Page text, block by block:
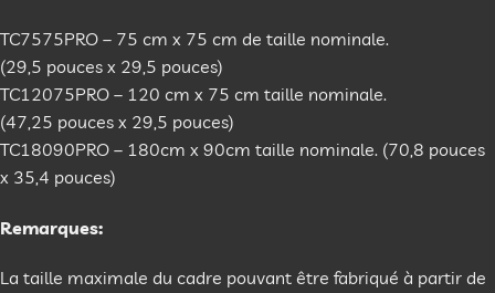
TC7575PRO – 75 cm x 75 cm de taille nominale.
(29,5 pouces x 29,5 pouces)
TC12075PRO – 120 cm x 75 cm taille nominale.
(47,25 pouces x 29,5 pouces)
TC18090PRO – 180cm x 90cm taille nominale. (70,8 pouces
x 35,4 pouces)
Remarques:
La taille maximale du cadre pouvant être fabriqué à partir de